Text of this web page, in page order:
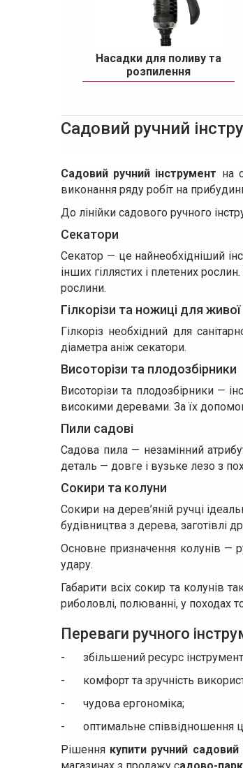
Насадки для поливу та
розпилення
Садовий ручний
Садовий ручний інструмент на
виконання ряду робіт на
До лінійки садового ручного
Секатори
Секатор — це найнеобхідніший
інших гіллястих і плетених
рослини.
Гілкорізи та ножиці для
Гілкоріз необхідний для
діаметра аніж секатори.
Висоторізи та плодозбірники
Висоторізи та плодозбірники —
високими деревами. За їх
Пили садові
Садова пила — незамінний
деталь — довге і вузьке лезо з
Сокири та колуни
Сокири на дерев’яній ручці
будівництва з дерева, заготівлі
Основне призначення колунів —
удару.
Габарити всіх сокир та колунів
риболовлі, полюванні, у походах
Переваги ручного
-
збільшений ресурс
-
комфорт та зручність
-
чудова ергономіка;
-
оптимальне співвідношення
Рішення купити ручний садовий